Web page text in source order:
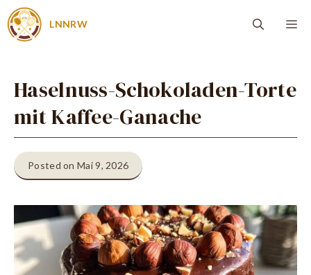
Zum
Inhalt
LNNRW
Haselnuss-Schokoladen-Torte
mit Kaffee-Ganache
Posted on Mai 9, 2026